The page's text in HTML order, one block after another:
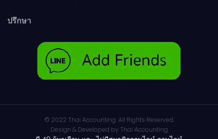
ปรึกษา
© 2022 Thai Accounting. All Rights Reserved.
Design & Developed by Thai Accounting